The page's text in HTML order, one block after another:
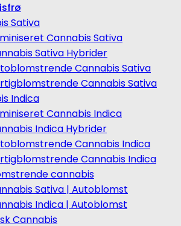
Sativa
Cannabis Sativa
Sativa Hybrider
Cannabis Sativa
Cannabis Sativa
Indica
Cannabis Indica
Indica Hybrider
Cannabis Indica
Cannabis Indica
cannabis
Sativa | Autoblomst
Indica | Autoblomst
Cannabis